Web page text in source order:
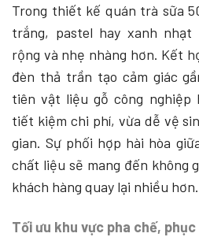
Trong thiết kế quán trà sữa
trắng, pastel hay xanh nhạt
rộng và nhẹ nhàng hơn. Kết
đèn thả trần tạo cảm giác
tiên vật liệu gỗ công nghiệp
tiết kiệm chi phí, vừa dễ vệ
gian. Sự phối hợp hài hòa
chất liệu sẽ mang đến không
khách hàng quay lại nhiều hơn.
Tối ưu khu vực pha chế,